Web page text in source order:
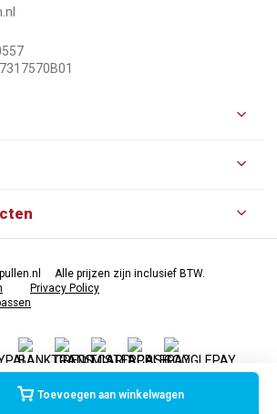
Toevoegen aan winkelwagen
Alle prijzen zijn inclusief BTW.
Privacy Policy